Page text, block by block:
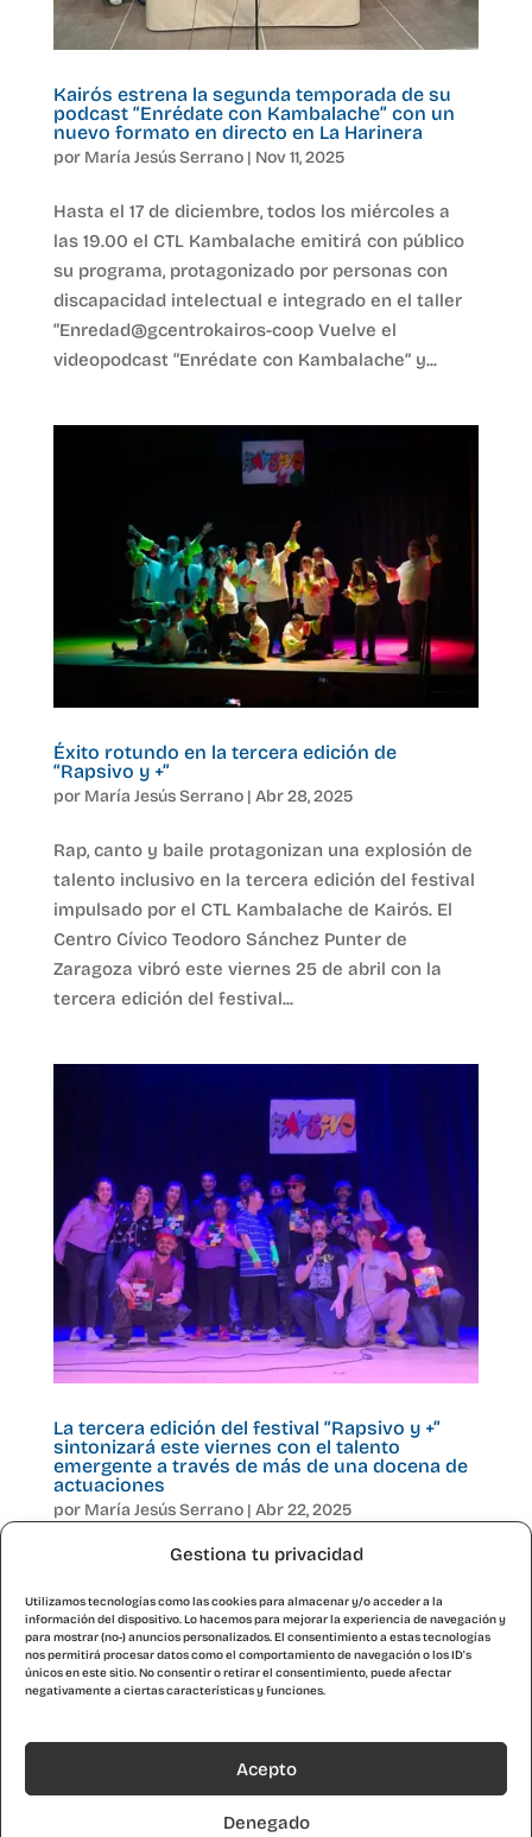
Gestiona tu privacidad
Utilizamos tecnologías como las cookies para almacenar y/o acceder a la
información del dispositivo. Lo hacemos para mejorar la experiencia de navegación y
para mostrar (no-) anuncios personalizados. El consentimiento a estas tecnologías
nos permitirá procesar datos como el comportamiento de navegación o los ID's
únicos en este sitio. No consentir o retirar el consentimiento, puede afectar
negativamente a ciertas características y funciones.
Acepto
Denegado
Kairós estrena la segunda temporada de su
podcast “Enrédate con Kambalache” con un
nuevo formato en directo en La Harinera
por María Jesús Serrano| Nov 11, 2025
Hasta el 17 de diciembre, todos los miércoles a
las 19.00 el CTL Kambalache emitirá con público
su programa, protagonizado por personas con
discapacidad intelectual e integrado en el taller
“Enredad@gcentrokairos-coop Vuelve el
videopodcast “Enrédate con Kambalache” y...
Éxito rotundo en la tercera edición de
“Rapsivo y +”
por María Jesús Serrano| Abr 28, 2025
Rap, canto y baile protagonizan una explosión de
talento inclusivo en la tercera edición del festival
impulsado por el CTL Kambalache de Kairós. El
Centro Cívico Teodoro Sánchez Punter de
Zaragoza vibró este viernes 25 de abril con la
tercera edición del festival...
La tercera edición del festival “Rapsivo y +”
sintonizará este viernes con el talento
emergente a través de más de una docena de
actuaciones
por María Jesús Serrano| Abr 22, 2025
Con el Centro Cívico Teodoro Sánchez Punter de
Zaragoza como escenario, esta iniciativa del CTL
Kambalache, proyecto de ocio inclusivo de Kairós,
amplía sus horizontes más allá del rap para
impulsar la participación de artistas amateurs.
« Entradas más antiguas